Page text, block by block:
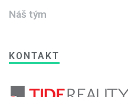
Náš tým
KONTAKT